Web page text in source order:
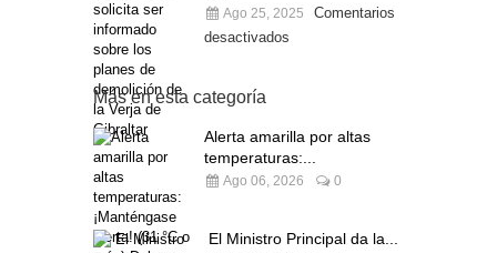
Ago 25, 2025
Comentarios
desactivados
Más en esta categoría
Alerta amarilla por altas
temperaturas:...
Ago 06, 2026 0
El Ministro Principal da la...